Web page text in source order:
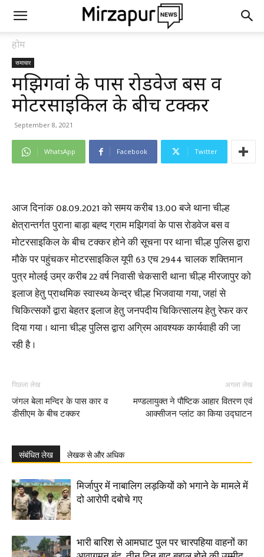
होम
समाचार
मझिगवां के पास रोडवेज बस व
मोटरसाइकिल के बीच टक्कर
September 8, 2021
WhatsApp Facebook Twitter
आज दिनांक 08.09.2021 को समय करीब 13.00 बजे थाना चील्ह
क्षेत्रान्तर्गत पुराना बाड़ा बह्द ग्राम मझिगवां के पास रोडवेज बस व
मोटरसाइकिल के बीच टक्कर होने की सूचना पर थाना चील्ह पुलिस द्वारा
मौके पर पहुंचकर मोटरसाइकिल यूपी 63 एच 2944 चालक शक्तिमान
पुत्र मोलई उम्र करीब 22 वर्ष निवासी चेकसारी थाना चील्ह मीरजापुर को
इलाज हेतु प्राथमिक स्वास्थ्य केन्द्र चील्ह भिजवाया गया, जहां से
चिकित्सकों द्वारा बेहतर इलाज हेतु जनपदीय चिकित्सालय हेतु रेफर कर
दिया गया । थाना चील्ह पुलिस द्वारा अग्रिम आवश्यक कार्यवाही की जा
रही है ।
पिछला लेख
जंगल बेला मन्दिर के पास कार व
डीसीएम के बीच टक्कर
अगला लेख
मण्डलायुक्त ने पौष्टिक आहार वितरण एवं
आक्सीजन प्लांट का किया उद्घाटन
संबंधित लेख लेखक से और अधिक
मिर्जापुर में नाबालिग लड़कियों को भगाने के मामले में
दो आरोपी दबोचे गए
भारी बारिश से आमघाट पुल पर चारपहिया वाहनों का